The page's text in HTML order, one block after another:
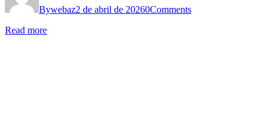
Bywebaz2 de abril de 20260Comments
Read more